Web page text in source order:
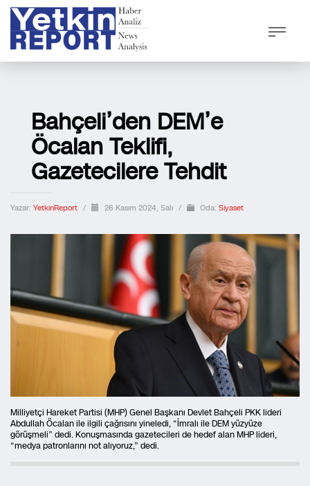
Bahçeli’den DEM’e
Öcalan Teklifi,
Gazetecilere Tehdit
Yazar: YetkinReport / 26 Kasım 2024, Salı / Oda: Siyaset
Milliyetçi Hareket Partisi (MHP) Genel Başkanı Devlet Bahçeli PKK lideri
Abdullah Öcalan ile ilgili çağrısını yineledi, “İmralı ile DEM yüzyüze
görüşmeli” dedi. Konuşmasında gazetecileri de hedef alan MHP lideri,
“medya patronlarını not alıyoruz,” dedi.